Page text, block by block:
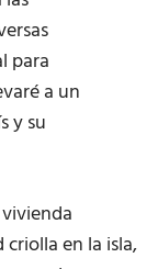
para
a un
y su
en la isla,